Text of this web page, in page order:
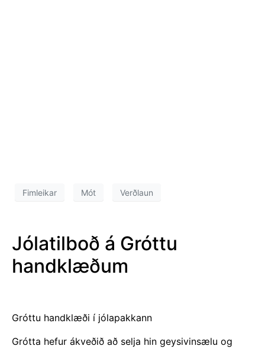
Fimleikar Mót Verðlaun
Jólatilboð á Gróttu
handklæðum
Gróttu handklæði í jólapakkann
Grótta hefur ákveðið að selja hin geysivinsælu og